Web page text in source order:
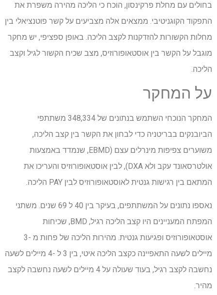
בחולים עם מחלת פרקינסון, הוכח כי הליכה מהירה משפרת את
התפקוד הקוגניטיבי. ממצאים אלה מצביעים על קשר פוטנציאלי בין
מחלות הקשורות להזדקנות לקצב הליכה. באופן ספציפי, יש מחקר
מוגבל על הקשר בין אוסטאופורוזיס, מצב שכיח הקשור לגיל וקצב
הליכה.
על המחקר
המחקר הנוכחי השתמש בנתונים של 348,334 משתתפי
הביובנקים בבריטניה כדי לבחון את הקשר בין קצב הליכה,
משוערים צפיפות מינרלים עצם (EBMD, שנמדד באמצעות
אולטרסאונד עקב ולא DXA), לבין אוסטאופורוזיס והעריכו את
המתאם בין רגישות גנטית לאוסטאופורוזיס לבין PAY הליכה.
נאספו נתונים על המשתתפים, בעיקר בין 40 ל 69 שנים. משתני
המפתח המעניינים היו קצב הליכה רגיל, BMD, שכיחות
אוסטאופורוזיס ופגיעות גנטית. מהירות הליכה של פחות מ -3
מיילים לשעה התאפיינה כקצב הליכה איטי, בין 3 ל -4 מיילים לשעה
נחשבה לקצב רגיל, בעוד שעולה על 4 מיילים לשעה נחשבה לקצב
מהיר.